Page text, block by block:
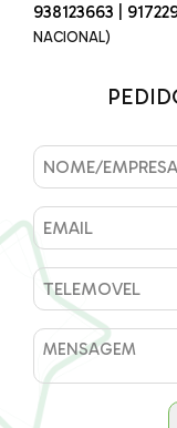
938123663
NACIONAL)